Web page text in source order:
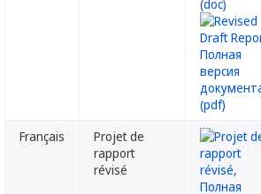
Français
Projet de
rapport
révisé